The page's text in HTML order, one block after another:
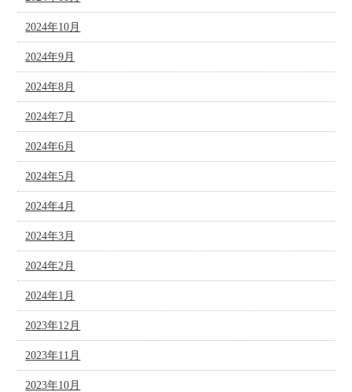
2024年10月
2024年9月
2024年8月
2024年7月
2024年6月
2024年5月
2024年4月
2024年3月
2024年2月
2024年1月
2023年12月
2023年11月
2023年10月